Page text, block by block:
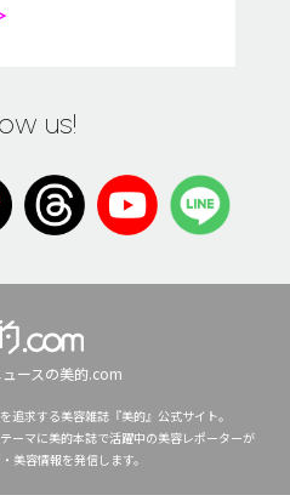
us!
ースの美的.com
追求する美容雑誌『美的』公式サイト。
ーマに美的本誌で活躍中の美容レポーターが
美容情報を発信します。